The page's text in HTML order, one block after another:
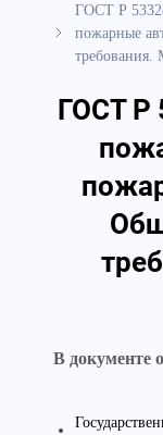
ГОСТ Р
пожарные
требования.
ГОСТ Р
В документе